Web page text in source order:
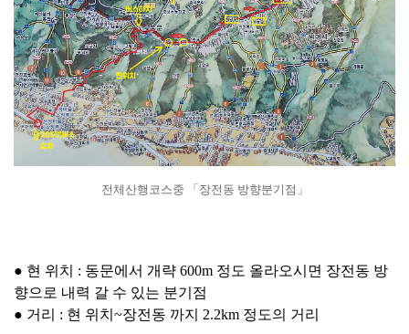
전체산행코스중 「장전동 방향분기점」
● 현 위치 : 동문에서 개략 600m 정도 올라오시면 장전동 방
향으로 내력 갈 수 있는 분기점
● 거리 : 현 위치~장전동 까지 2.2km 정도의 거리